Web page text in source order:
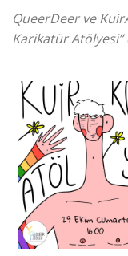
QueerDeer ve
Karikatür